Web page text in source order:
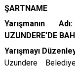
Narman
ŞARTNAME
Yarışmanın
UZUNDERE’DE
Yarışmayı
Uzundere